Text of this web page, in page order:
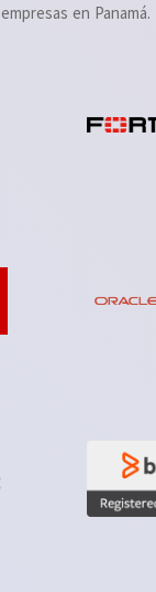
empresas en Panamá.